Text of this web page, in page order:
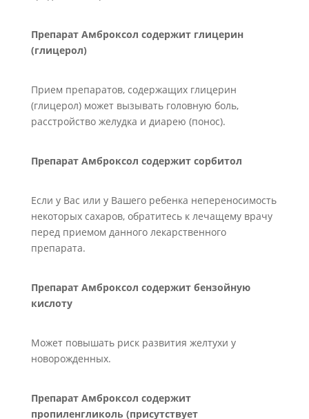
Препарат Амброксол содержит глицерин
(глицерол)
Прием препаратов, содержащих глицерин
(глицерол) может вызывать головную боль,
расстройство желудка и диарею (понос).
Препарат Амброксол содержит сорбитол
Если у Вас или у Вашего ребенка непереносимость
некоторых сахаров, обратитесь к лечащему врачу
перед приемом данного лекарственного
препарата.
Препарат Амброксол содержит бензойную
кислоту
Может повышать риск развития желтухи у
новорожденных.
Препарат Амброксол содержит
пропиленгликоль (присутствует